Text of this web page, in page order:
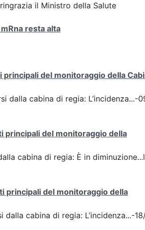
il Ministro della Salute
resta alta
principali del monitoraggio della
dalla cabina di regia: L’incidenza...-
principali del monitoraggio della
cabina di regia: È in
principali del monitoraggio della
cabina di regia: L’incidenza...-